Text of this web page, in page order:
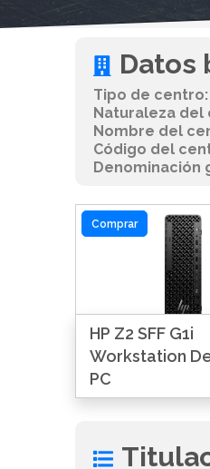
Datos
Tipo de centro:
Naturaleza del
Nombre del
Código del
Denominación
Comprar
HP Z2 SFF G1i
Workstation
PC